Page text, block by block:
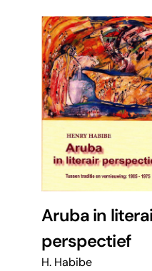
Aruba in
perspectief
H. Habibe